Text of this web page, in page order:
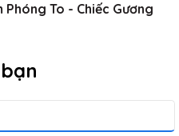
To - Chiếc Gương